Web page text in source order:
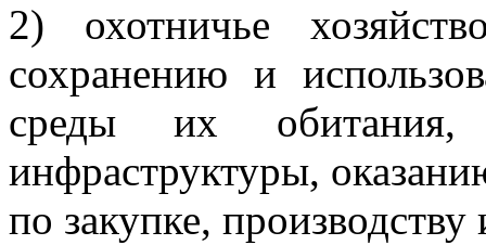
2) охотничье
сохранению и
среды их обитания,
инфраструктуры,
по закупке,